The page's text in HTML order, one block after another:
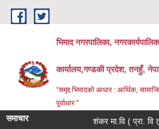
Skip to main content
भिमाद नगरपालिका,
कार्यालय,गण्डकी प्रदेश, तनहुँ,
“समृद्द भिमादको आधार : आर्थिक,
पूर्वाधार ”
समाचार शंकर